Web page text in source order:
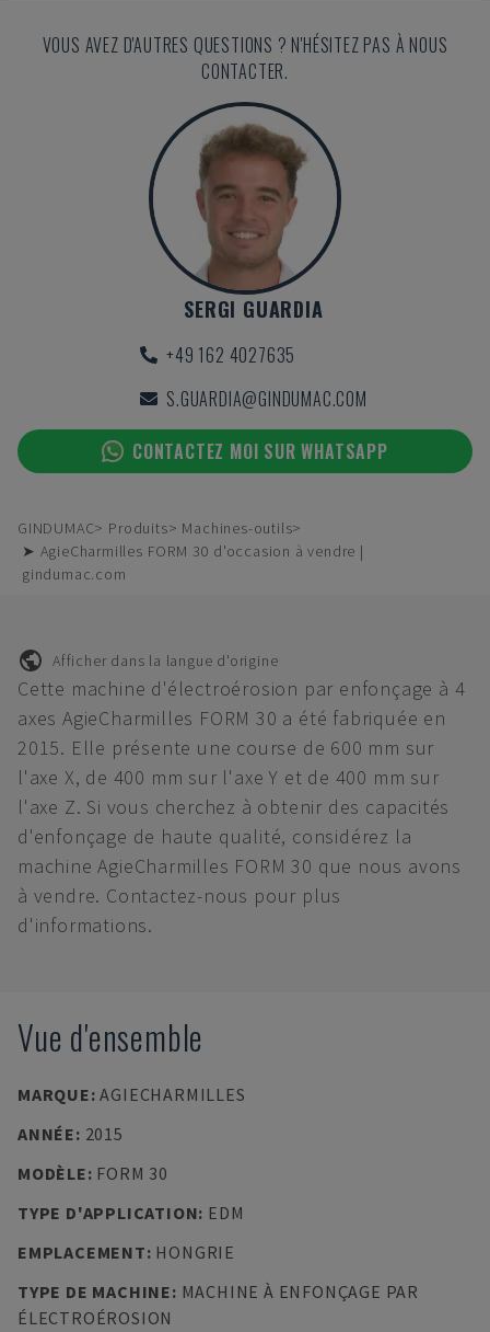
VOUS AVEZ D'AUTRES QUESTIONS ? N'HÉSITEZ PAS À NOUS
CONTACTER.
SERGI GUARDIA
+49 162 4027635
S.GUARDIA@GINDUMAC.COM
CONTACTEZ MOI SUR WHATSAPP
GINDUMAC Produits
Machines-outils
➤ AgieCharmilles FORM 30 d'occasion à vendre |
gindumac.com
Afficher dans la langue d'origine
Cette machine d'électroérosion par enfonçage à 4
axes AgieCharmilles FORM 30 a été fabriquée en
2015. Elle présente une course de 600 mm sur
l'axe X, de 400 mm sur l'axe Y et de 400 mm sur
l'axe Z. Si vous cherchez à obtenir des capacités
d'enfonçage de haute qualité, considérez la
machine AgieCharmilles FORM 30 que nous avons
à vendre. Contactez-nous pour plus
d'informations.
Vue d'ensemble
MARQUE:AGIECHARMILLES
ANNÉE: 2015
MODÈLE: FORM 30
TYPE D'APPLICATION: EDM
EMPLACEMENT: HONGRIE
TYPE DE MACHINE: MACHINE À ENFONÇAGE PAR
ÉLECTROÉROSION